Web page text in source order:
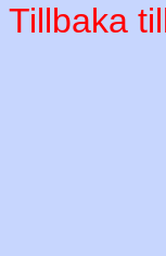
Tillbaka